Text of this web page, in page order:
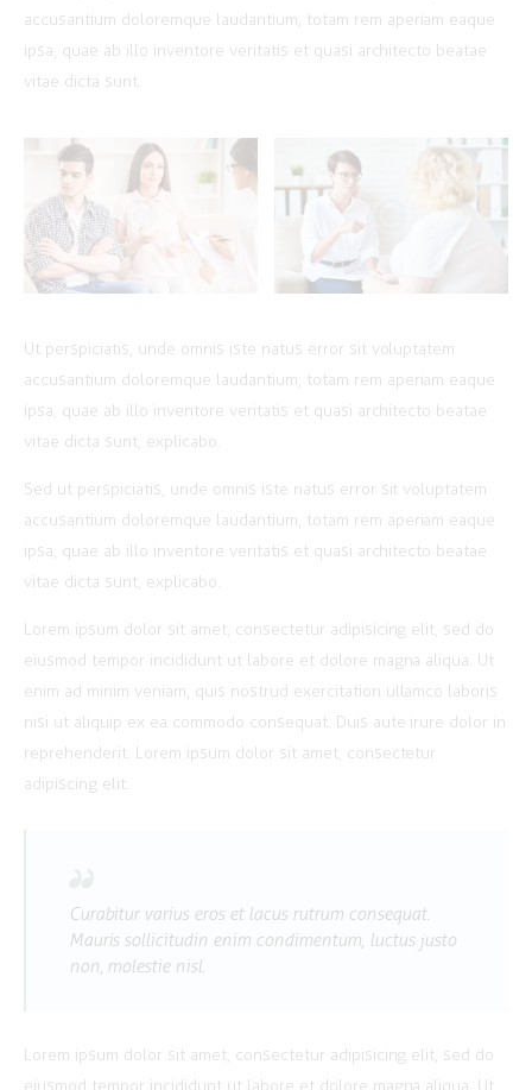
accusantium doloremque laudantium, totam rem aperiam eaque
ipsa, quae ab illo inventore veritatis et quasi architecto beatae
vitae dicta sunt.
Ut perspiciatis, unde omnis iste natus error sit voluptatem
accusantium doloremque laudantium, totam rem aperiam eaque
ipsa, quae ab illo inventore veritatis et quasi architecto beatae
vitae dicta sunt, explicabo.
Sed ut perspiciatis, unde omnis iste natus error sit voluptatem
accusantium doloremque laudantium, totam rem aperiam eaque
ipsa, quae ab illo inventore veritatis et quasi architecto beatae
vitae dicta sunt, explicabo.
Lorem ipsum dolor sit amet, consectetur adipisicing elit, sed do
eiusmod tempor incididunt ut labore et dolore magna aliqua. Ut
enim ad minim veniam, quis nostrud exercitation ullamco laboris
nisi ut aliquip ex ea commodo consequat. Duis aute irure dolor in
reprehenderit. Lorem ipsum dolor sit amet, consectetur
adipiscing elit.
Curabitur varius eros et lacus rutrum consequat.
Mauris sollicitudin enim condimentum, luctus justo
non, molestie nisl.
Lorem ipsum dolor sit amet, consectetur adipisicing elit, sed do